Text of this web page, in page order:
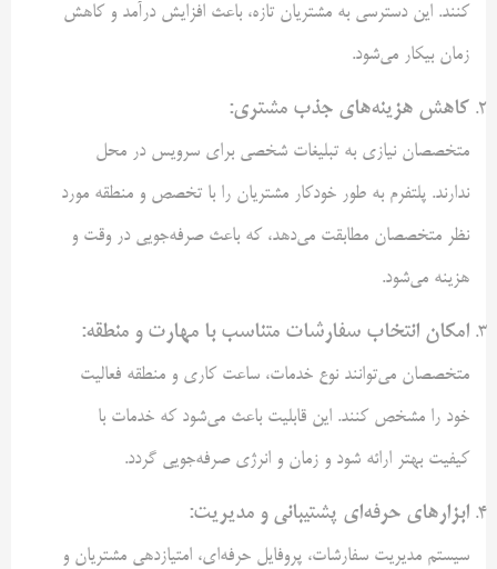
کنند. این دسترسی به مشتریان تازه، باعث افزایش درآمد و کاهش
زمان بیکار می‌شود.
کاهش هزینه‌های جذب مشتری:
متخصصان نیازی به تبلیغات شخصی برای سرویس در محل
ندارند. پلتفرم به طور خودکار مشتریان را با تخصص و منطقه مورد
نظر متخصصان مطابقت می‌دهد، که باعث صرفه‌جویی در وقت و
هزینه می‌شود.
امکان انتخاب سفارشات متناسب با مهارت و منطقه:
متخصصان می‌توانند نوع خدمات، ساعت کاری و منطقه فعالیت
خود را مشخص کنند. این قابلیت باعث می‌شود که خدمات با
کیفیت بهتر ارائه شود و زمان و انرژی صرفه‌جویی گردد.
ابزارهای حرفه‌ای پشتیبانی و مدیریت:
سیستم مدیریت سفارشات، پروفایل حرفه‌ای، امتیازدهی مشتریان و